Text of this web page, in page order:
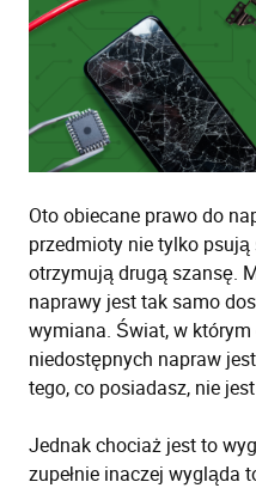
Oto obiecane prawo do
przedmioty nie tylko
otrzymują drugą szansę.
naprawy jest tak samo
wymiana. Świat, w
niedostępnych napraw
tego, co posiadasz, nie
Jednak chociaż jest to
zupełnie inaczej wygląda